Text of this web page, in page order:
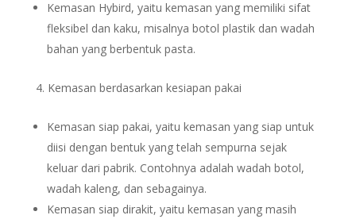
Kemasan Hybird, yaitu kemasan yang memiliki sifat
fleksibel dan kaku, misalnya botol plastik dan wadah
bahan yang berbentuk pasta.
Kemasan berdasarkan kesiapan pakai
Kemasan siap pakai, yaitu kemasan yang siap untuk
diisi dengan bentuk yang telah sempurna sejak
keluar dari pabrik. Contohnya adalah wadah botol,
wadah kaleng, dan sebagainya.
Kemasan siap dirakit, yaitu kemasan yang masih